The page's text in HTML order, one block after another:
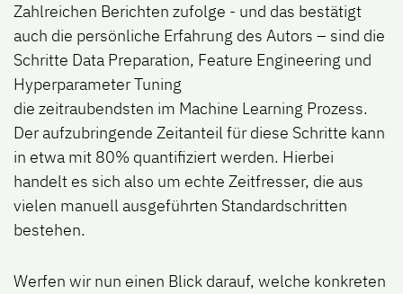
Zahlreichen Berichten zufolge - und das bestätigt
auch die persönliche Erfahrung des Autors – sind die
Schritte Data Preparation, Feature Engineering und
Hyperparameter Tuning
die zeitraubendsten im Machine Learning Prozess.
Der aufzubringende Zeitanteil für diese Schritte kann
in etwa mit 80% quantifiziert werden. Hierbei
handelt es sich also um echte Zeitfresser, die aus
vielen manuell ausgeführten Standardschritten
bestehen.
Werfen wir nun einen Blick darauf, welche konkreten